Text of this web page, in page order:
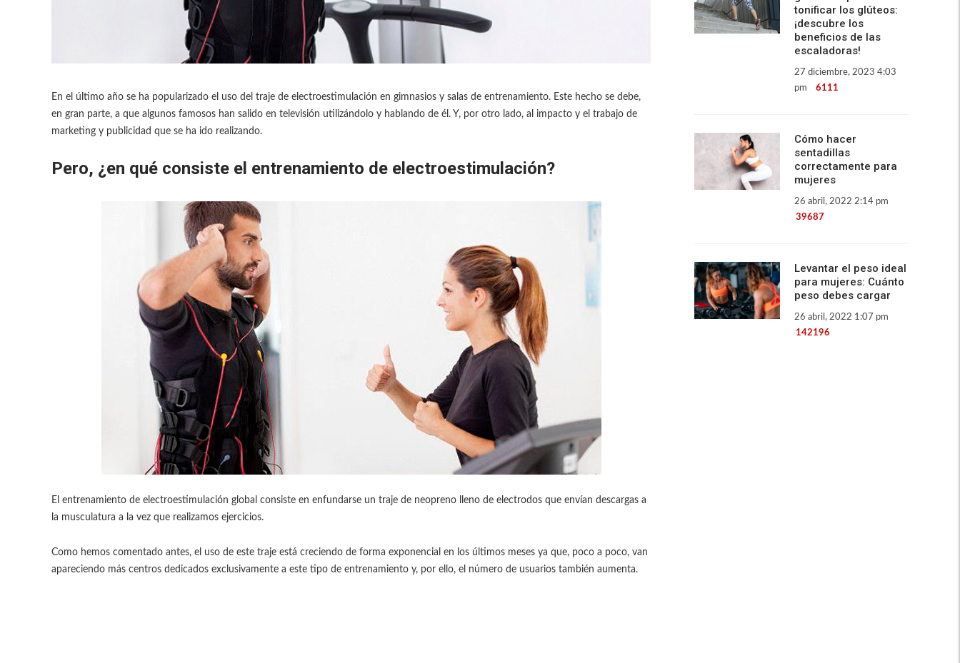
En el último año se ha popularizado el uso del traje de electroestimulación en gimnasios y salas de entrenamiento. Este hecho se debe,
en gran parte, a que algunos famosos han salido en televisión utilizándolo y hablando de él. Y, por otro lado, al impacto y el trabajo de
marketing y publicidad que se ha ido realizando.
Pero, ¿en qué consiste el entrenamiento de electroestimulación?
El entrenamiento de electroestimulación global consiste en enfundarse un traje de neopreno lleno de electrodos que envían descargas a
la musculatura a la vez que realizamos ejercicios.
Como hemos comentado antes, el uso de este traje está creciendo de forma exponencial en los últimos meses ya que, poco a poco, van
apareciendo más centros dedicados exclusivamente a este tipo de entrenamiento y, por ello, el número de usuarios también aumenta.
tonificar los glúteos:
¡descubre los
beneficios de las
escaladoras!
27 diciembre, 2023 4:03
pm
6111
Cómo hacer
sentadillas
correctamente para
mujeres
26 abril, 2022 2:14 pm
39687
Levantar el peso ideal
para mujeres: Cuánto
peso debes cargar
26 abril, 2022 1:07 pm
142196